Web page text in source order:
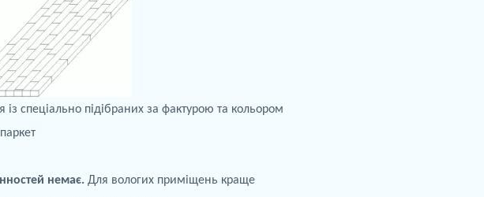
із спеціально підібраних за фактурою та кольором
немає.Для вологих приміщень краще